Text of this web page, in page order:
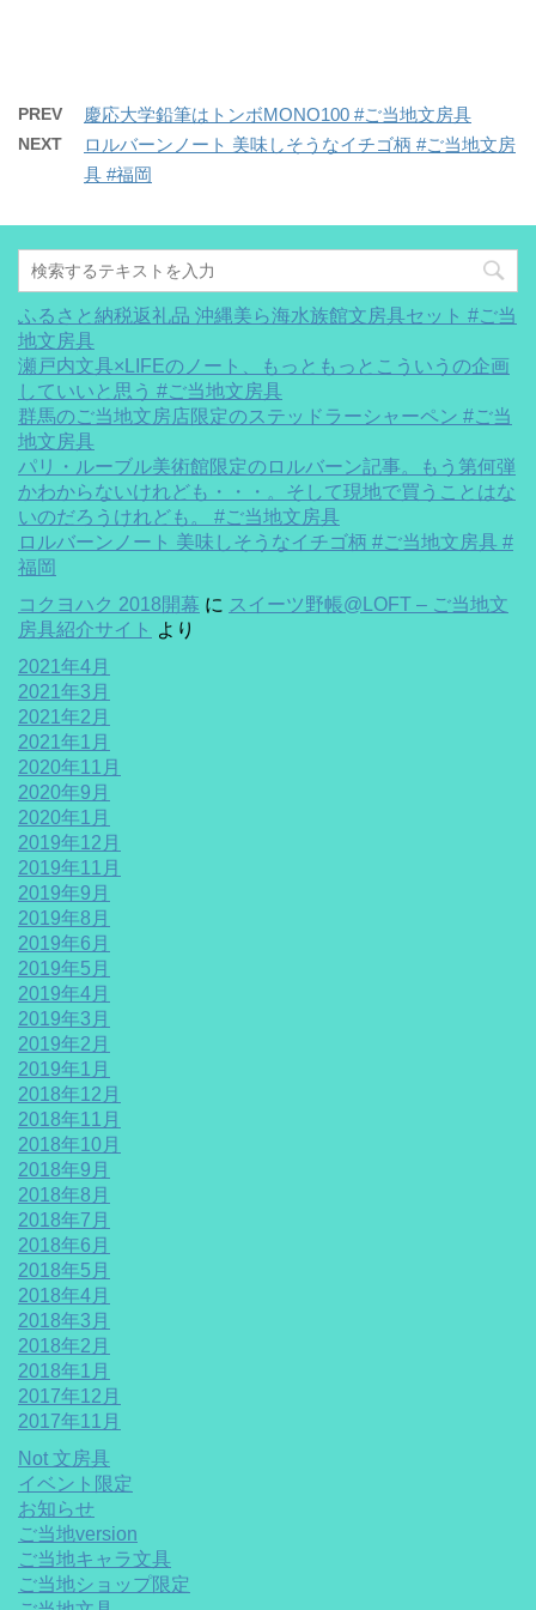
ン
ド
で
)
だ
さ
い
(
ィ
ド
開
き
ま
PREV 慶応大学鉛筆はトンボMONO100 #ご当地文房具
NEXT
ロルバーンノート 美味しそうなイチゴ柄 #ご当地文房
具 #福岡
ふるさと納税返礼品 沖縄美ら海水族館文房具セット #ご当
地文房具
瀬戸内文具×LIFEのノート、もっともっとこういうの企画
していいと思う #ご当地文房具
群馬のご当地文房店限定のステッドラーシャーペン #ご当
地文房具
パリ・ルーブル美術館限定のロルバーン記事。もう第何弾
かわからないけれども・・・。そして現地で買うことはな
いのだろうけれども。 #ご当地文房具
ロルバーンノート 美味しそうなイチゴ柄 #ご当地文房具 #
福岡
コクヨハク 2018開幕 に スイーツ野帳@LOFT – ご当地文
房具紹介サイト より
2021年4月
2021年3月
2021年2月
2021年1月
2020年11月
2020年9月
2020年1月
2019年12月
2019年11月
2019年9月
2019年8月
2019年6月
2019年5月
2019年4月
2019年3月
2019年2月
2019年1月
2018年12月
2018年11月
2018年10月
2018年9月
2018年8月
2018年7月
2018年6月
2018年5月
2018年4月
2018年3月
2018年2月
2018年1月
2017年12月
2017年11月
Not 文房具
イベント限定
お知らせ
ご当地version
ご当地キャラ文具
ご当地ショップ限定